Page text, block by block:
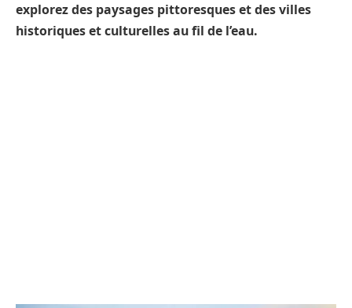
explorez des paysages pittoresques et des villes
historiques et culturelles au fil de l’eau.